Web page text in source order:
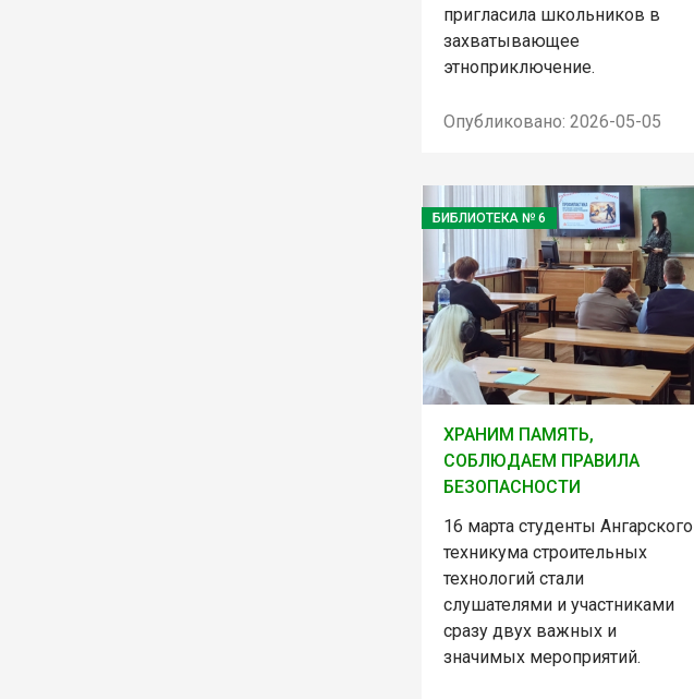
пригласила школьников в
захватывающее
этноприключение.
Опубликовано: 2026-05-05
БИБЛИОТЕКА № 6
ХРАНИМ ПАМЯТЬ,
СОБЛЮДАЕМ ПРАВИЛА
БЕЗОПАСНОСТИ
16 марта студенты Ангарского
техникума строительных
технологий стали
слушателями и участниками
сразу двух важных и
значимых мероприятий.